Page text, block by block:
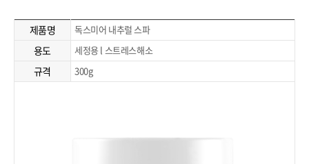
제품명 독스미어 내추럴 스파
용도 세정용 l 스트레스해소
규격 300g